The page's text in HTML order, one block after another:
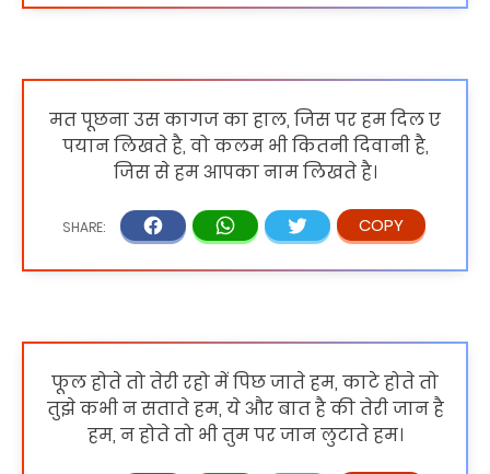
मत पूछना उस कागज का हाल, जिस पर हम दिल ए
पयान लिखते है, वो कलम भी कितनी दिवानी है,
जिस से हम आपका नाम लिखते है।
फूल होते तो तेरी रहो में पिछ जाते हम, काटे होते तो
तुझे कभी न सताते हम, ये और बात है की तेरी जान है
हम, न होते तो भी तुम पर जान लुटाते हम।